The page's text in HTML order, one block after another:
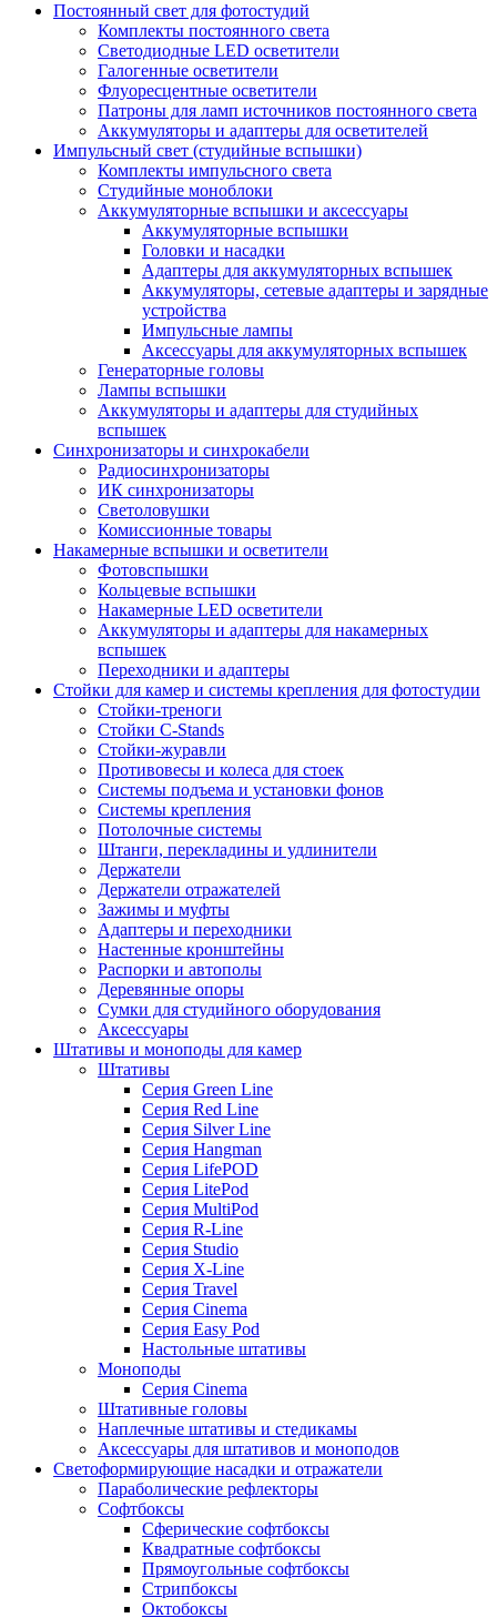
Постоянный свет для фотостудий
Комплекты постоянного света
Светодиодные LED осветители
Галогенные осветители
Флуоресцентные осветители
Патроны для ламп источников постоянного света
Аккумуляторы и адаптеры для осветителей
Импульсный свет (студийные вспышки)
Комплекты импульсного света
Студийные моноблоки
Аккумуляторные вспышки и аксессуары
Аккумуляторные вспышки
Головки и насадки
Адаптеры для аккумуляторных вспышек
Аккумуляторы, сетевые адаптеры и зарядные
устройства
Импульсные лампы
Аксессуары для аккумуляторных вспышек
Генераторные головы
Лампы вспышки
Аккумуляторы и адаптеры для студийных
вспышек
Синхронизаторы и синхрокабели
Радиосинхронизаторы
ИК синхронизаторы
Светоловушки
Комиссионные товары
Накамерные вспышки и осветители
Фотовспышки
Кольцевые вспышки
Накамерные LED осветители
Аккумуляторы и адаптеры для накамерных
вспышек
Переходники и адаптеры
Стойки для камер и системы крепления для фотостудии
Стойки-треноги
Стойки C-Stands
Стойки-журавли
Противовесы и колеса для стоек
Системы подъема и установки фонов
Системы крепления
Потолочные системы
Штанги, перекладины и удлинители
Держатели
Держатели отражателей
Зажимы и муфты
Адаптеры и переходники
Настенные кронштейны
Распорки и автополы
Деревянные опоры
Сумки для студийного оборудования
Аксессуары
Штативы и моноподы для камер
Штативы
Серия Green Line
Серия Red Line
Серия Silver Line
Серия Hangman
Серия LifePOD
Серия LitePod
Серия MultiPod
Серия R-Line
Серия Studio
Серия X-Line
Серия Travel
Серия Cinema
Серия Easy Pod
Настольные штативы
Моноподы
Серия Cinema
Штативные головы
Наплечные штативы и стедикамы
Аксессуары для штативов и моноподов
Светоформирующие насадки и отражатели
Параболические рефлекторы
Софтбоксы
Сферические софтбоксы
Квадратные софтбоксы
Прямоугольные софтбоксы
Стрипбоксы
Октобоксы